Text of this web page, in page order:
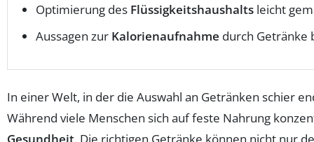
Optimierung des Flüssigkeitshaushalts leicht
Aussagen zur Kalorienaufnahme durch Getränke
In einer Welt, in der die Auswahl an Getränken schier
Während viele Menschen sich auf feste Nahrung